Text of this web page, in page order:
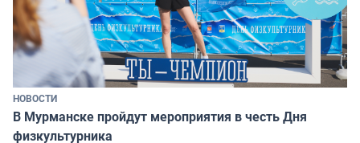
НОВОСТИ
В Мурманске пройдут мероприятия в честь Дня
физкультурника